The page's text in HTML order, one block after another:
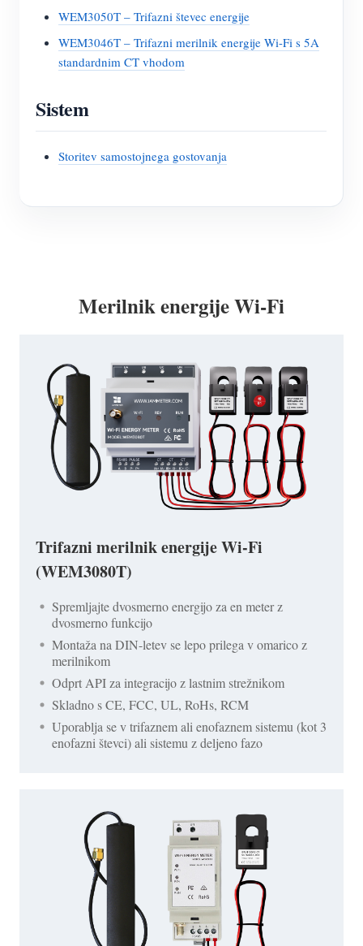
WEM3050T – Trifazni števec energije
WEM3046T – Trifazni merilnik energije Wi-Fi s 5A
standardnim CT vhodom
Sistem
Storitev samostojnega gostovanja
Merilnik energije Wi-Fi
Trifazni merilnik energije Wi-Fi
(WEM3080T)
Spremljajte dvosmerno energijo za en meter z
dvosmerno funkcijo
Montaža na DIN-letev se lepo prilega v omarico z
merilnikom
Odprt API za integracijo z lastnim strežnikom
Skladno s CE, FCC, UL, RoHs, RCM
Uporablja se v trifaznem ali enofaznem sistemu (kot 3
enofazni števci) ali sistemu z deljeno fazo